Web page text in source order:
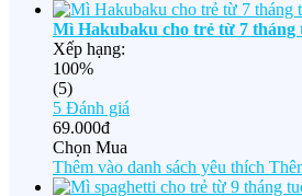
Mì Hakubaku cho trẻ từ 7 tháng
Xếp hạng:
100%
(5)
5 Đánh giá
69.000đ
Chọn Mua
Thêm vào danh sách yêu thích